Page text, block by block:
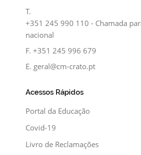
T.
+351 245 990 110 - Chamada
nacional
F.+351 245 996 679
E. geral@cm-crato.pt
Acessos Rápidos
Portal da Educação
Covid-19
Livro de Reclamações